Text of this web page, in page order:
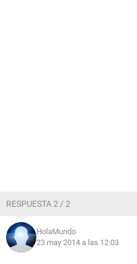
RESPUESTA 2 / 2
HolaMundo
23 may 2014 a las 12:03